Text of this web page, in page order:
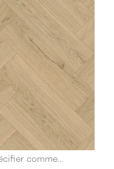
comme...